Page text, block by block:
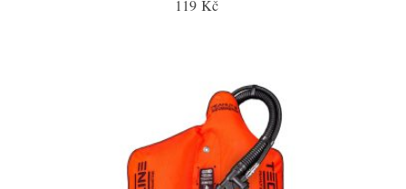
119 Kč